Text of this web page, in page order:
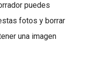
puedes
fotos y borrar
una imagen